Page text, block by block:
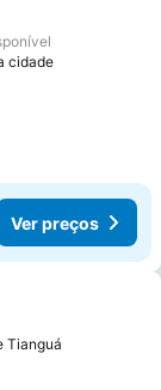
favoritos
cidade
Ver preços
favoritos
Tianguá